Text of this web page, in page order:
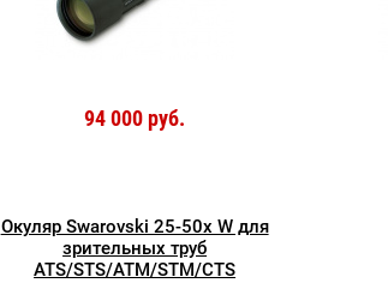
94 000 руб.
Окуляр Swarovski 25-50x W для
зрительных труб
ATS/STS/ATM/STM/CTS